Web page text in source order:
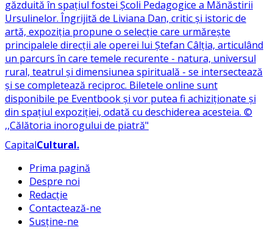
CapitalCultural.
Prima pagină
Despre noi
Redacție
Contactează-ne
Susține-ne